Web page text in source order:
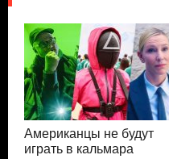
Американцы не будут
играть в кальмара